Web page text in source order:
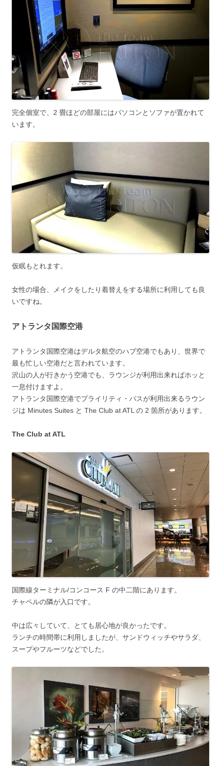
完全個室で、2 畳ほどの部屋にはパソコンとソファが置かれて
います。
仮眠もとれます。
女性の場合、メイクをしたり着替えをする場所に利用しても良
いですね。
アトランタ国際空港
アトランタ国際空港はデルタ航空のハブ空港でもあり、世界で
最も忙しい空港だと言われています。
沢山の人が行きかう空港でも、ラウンジが利用出来ればホッと
一息付けますよ。
アトランタ国際空港でプライリティ・パスが利用出来るラウン
ジは Minutes Suites と The Club at ATL の 2 箇所があります。
The Club at ATL
国際線ターミナル/コンコース F の中二階にあります。
チャペルの隣が入口です。
中は広々していて、とても居心地が良かったです。
ランチの時間帯に利用しましたが、サンドウィッチやサラダ、
スープやフルーツなどでした。